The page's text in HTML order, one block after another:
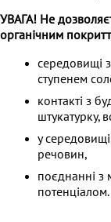
УВАГА! Не
органічним
середовищі
ступенем
контакті з
штукатурку,
у
речовин,
поєднанні з
потенціалом.